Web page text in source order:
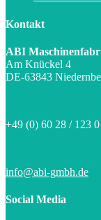
Kontakt
ABI
Am Knückel 4
DE-63843
+49 (0) 60 28 / 123 0
info@abi-gmbh.de
Social Media